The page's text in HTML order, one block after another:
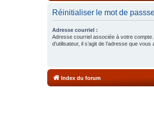
Réinitialiser le mot de
Adresse courriel :
Adresse courriel associée à votre
d’utilisateur, il s’agit de l’adresse que
Index du forum